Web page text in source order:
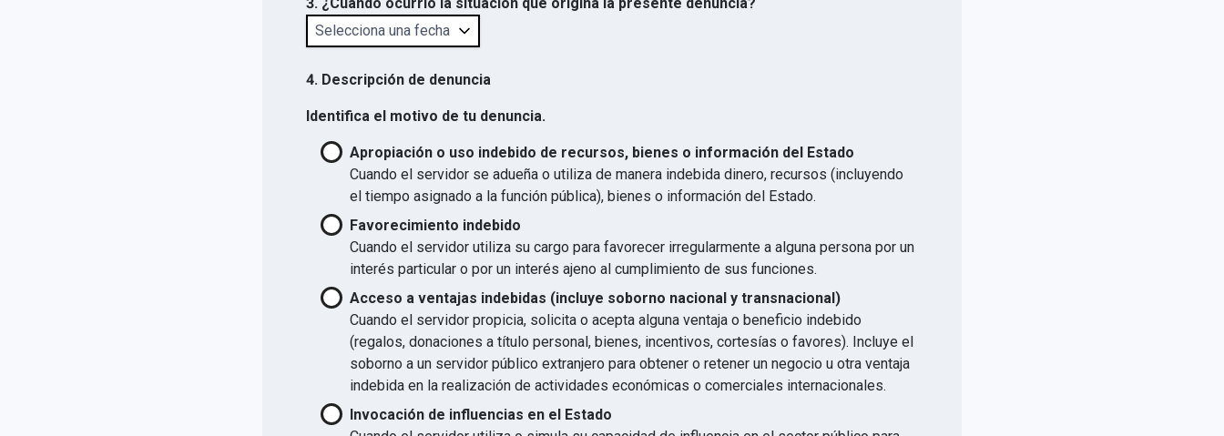
4. Descripción de denuncia
Identifica el motivo de tu denuncia.
Apropiación o uso indebido de recursos, bienes o información del Estado
Cuando el servidor se adueña o utiliza de manera indebida dinero, recursos (incluyendo
el tiempo asignado a la función pública), bienes o información del Estado.
Favorecimiento indebido
Cuando el servidor utiliza su cargo para favorecer irregularmente a alguna persona por un
interés particular o por un interés ajeno al cumplimiento de sus funciones.
Acceso a ventajas indebidas (incluye soborno nacional y transnacional)
Cuando el servidor propicia, solicita o acepta alguna ventaja o beneficio indebido
(regalos, donaciones a título personal, bienes, incentivos, cortesías o favores). Incluye el
soborno a un servidor público extranjero para obtener o retener un negocio u otra ventaja
indebida en la realización de actividades económicas o comerciales internacionales.
Invocación de influencias en el Estado